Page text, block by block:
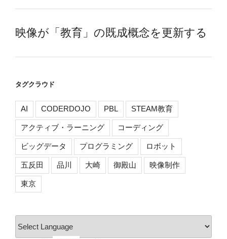
映像が「教育」の既成概念を更新する
タグクラウド
AI CODERDOJO PBL STEAM教育
アクティブ・ラーニング コーディング
ビッグデータ プログラミング ロボット
五反田 品川 大崎 御殿山 映像制作
東京